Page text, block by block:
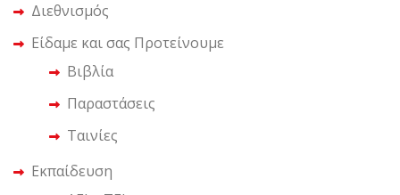
Διεθνισμός
Είδαμε και σας Προτείνουμε
Βιβλία
Παραστάσεις
Ταινίες
Εκπαίδευση